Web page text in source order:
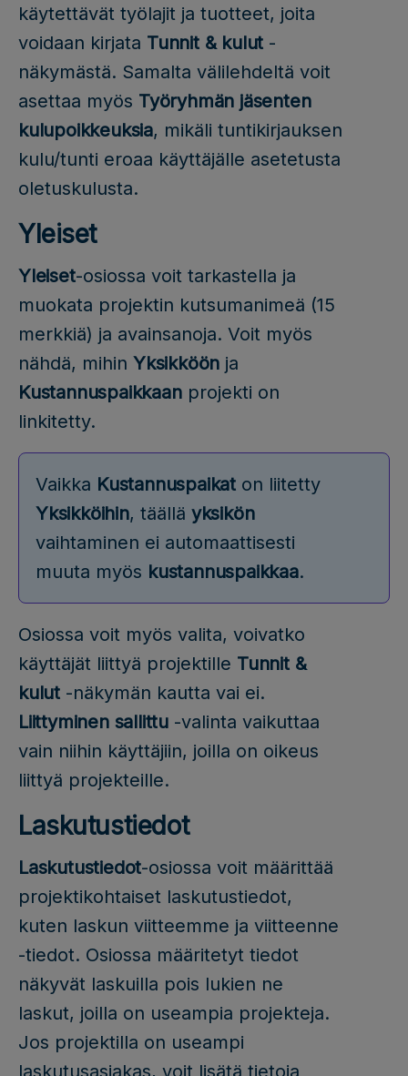
käytettävät työlajit ja tuotteet, joita
voidaan kirjata Tunnit & kulut -
näkymästä. Samalta välilehdeltä voit
asettaa myös Työryhmän jäsenten
kulupoikkeuksia, mikäli tuntikirjauksen
kulu/tunti eroaa käyttäjälle asetetusta
oletuskulusta.
Yleiset
Yleiset-osiossa voit tarkastella ja
muokata projektin kutsumanimeä (15
merkkiä) ja avainsanoja. Voit myös
nähdä, mihin Yksikköön ja
Kustannuspaikkaanprojekti on
linkitetty.
Vaikka Kustannuspaikat on liitetty
Yksikköihin, täällä yksikön
vaihtaminen ei automaattisesti
muuta myös kustannuspaikkaa.
Osiossa voit myös valita, voivatko
käyttäjät liittyä projektille Tunnit &
kulut -näkymän kautta vai ei.
Liittyminen sallittu -valinta vaikuttaa
vain niihin käyttäjiin, joilla on oikeus
liittyä projekteille.
Laskutustiedot
Laskutustiedot-osiossa voit määrittää
projektikohtaiset laskutustiedot,
kuten laskun viitteemme ja viitteenne
-tiedot. Osiossa määritetyt tiedot
näkyvät laskuilla pois lukien ne
laskut, joilla on useampia projekteja.
Jos projektilla on useampi